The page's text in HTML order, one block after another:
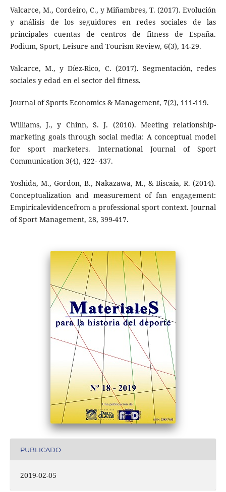
Valcarce, M., Cordeiro, C., y Miñambres, T. (2017). Evolución
y análisis de los seguidores en redes sociales de las
principales cuentas de centros de fitness de España.
Podium, Sport, Leisure and Tourism Review, 6(3), 14-29.
Valcarce, M., y Díez-Rico, C. (2017). Segmentación, redes
sociales y edad en el sector del fitness.
Journal of Sports Economics & Management, 7(2), 111-119.
Williams, J., y Chinn, S. J. (2010). Meeting relationship-
marketing goals through social media: A conceptual model
for sport marketers. International Journal of Sport
Communication 3(4), 422- 437.
Yoshida, M., Gordon, B., Nakazawa, M., & Biscaia, R. (2014).
Conceptualization and measurement of fan engagement:
Empiricalevidencefrom a professional sport context. Journal
of Sport Management, 28, 399-417.
PUBLICADO
2019-02-05